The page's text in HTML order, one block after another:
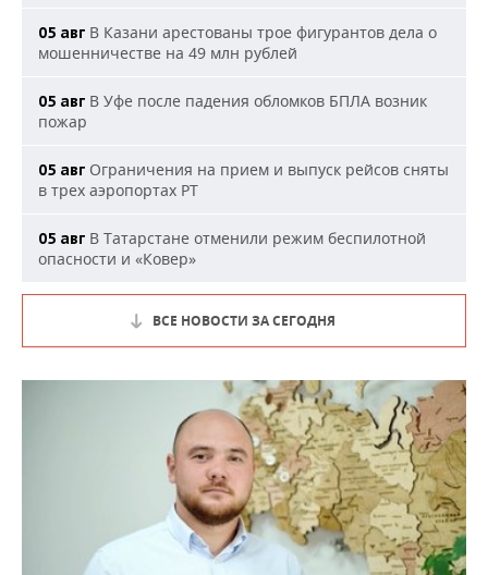
05 авг В Казани арестованы трое фигурантов дела о
мошенничестве на 49 млн рублей
05 авг В Уфе после падения обломков БПЛА возник
пожар
05 авг Ограничения на прием и выпуск рейсов сняты
в трех аэропортах РТ
05 авг В Татарстане отменили режим беспилотной
опасности и «Ковер»
ВСЕ НОВОСТИ ЗА СЕГОДНЯ